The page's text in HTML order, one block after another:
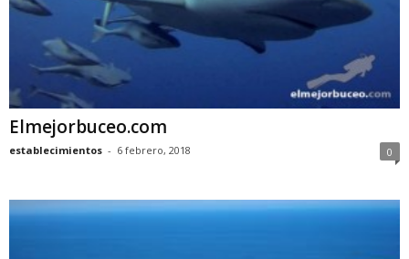
Elmejorbuceo.com
establecimientos - 6 febrero, 2018 0